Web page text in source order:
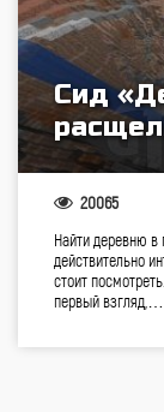
Сид
20065
Найти деревню в
действительно
стоит
первый взгляд,…